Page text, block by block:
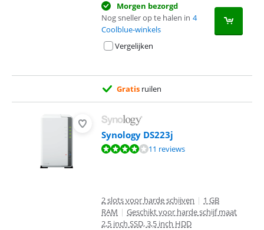
Morgen bezorgd
Nog sneller op te halen in 4
Coolblue-winkels
Vergelijken
Gratis ruilen
Synology DS223j
Beoordeling is 8,4 van de 10, gebaseerd op 11 reviews.
11 reviews
2 slots voor harde schijven | 1 GB
RAM | Geschikt voor harde schijf maat
2,5 inch SSD, 3,5 inch HDD